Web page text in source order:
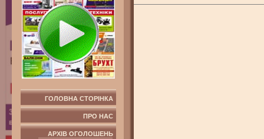
ГОЛОВНА СТОРІНКА
ПРО НАС
АРХІВ ОГОЛОШЕНЬ